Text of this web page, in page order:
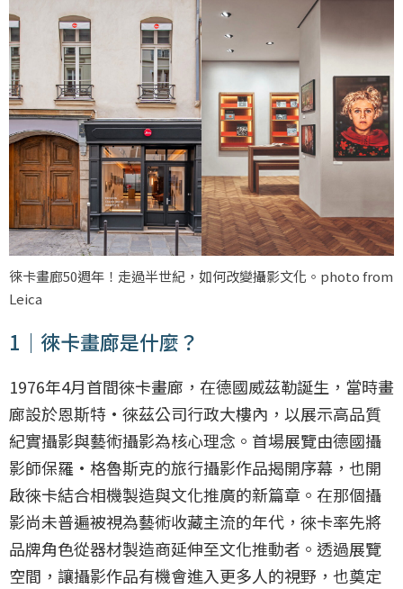
徠卡畫廊50週年！走過半世紀，如何改變攝影文化。photo from
Leica
1｜徠卡畫廊是什麼？
1976年4月首間徠卡畫廊，在德國威茲勒誕生，當時畫
廊設於恩斯特·徠茲公司行政大樓內，以展示高品質
紀實攝影與藝術攝影為核心理念。首場展覽由德國攝
影師保羅·格魯斯克的旅行攝影作品揭開序幕，也開
啟徠卡結合相機製造與文化推廣的新篇章。在那個攝
影尚未普遍被視為藝術收藏主流的年代，徠卡率先將
品牌角色從器材製造商延伸至文化推動者。透過展覽
空間，讓攝影作品有機會進入更多人的視野，也奠定